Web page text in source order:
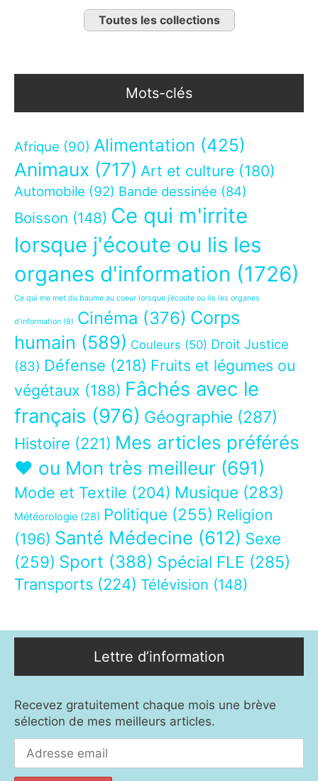
Toutes les collections
Mots-clés
Afrique (90) Alimentation (425)
Animaux (717) Art et culture (180)
Automobile (92) Bande dessinée (84)
Boisson (148) Ce qui m'irrite
lorsque j'écoute ou lis les
organes d'information (1726)
Ce qui me met du baume au coeur lorsque j’écoute ou lis les organes
d’information (9) Cinéma (376) Corps
humain (589) Couleurs (50) Droit Justice
(83) Défense (218) Fruits et légumes ou
végétaux (188) Fâchés avec le
français (976) Géographie (287)
Histoire (221) Mes articles préférés
❤ ou Mon très meilleur (691)
Mode et Textile (204) Musique (283)
Météorologie (28) Politique (255) Religion
(196) Santé Médecine (612) Sexe
(259) Sport (388) Spécial FLE (285)
Transports (224) Télévision (148)
Lettre d’information
Recevez gratuitement chaque mois une brève
sélection de mes meilleurs articles.